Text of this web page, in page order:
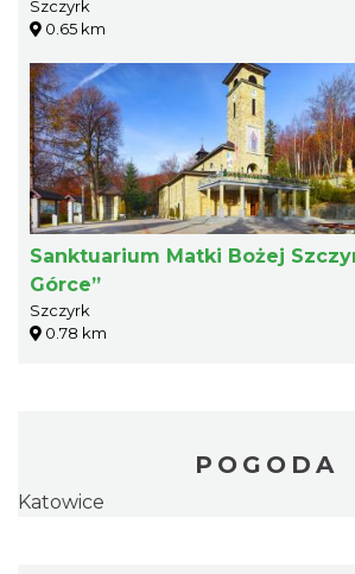
Szczyrk
0.65 km
Sanktuarium Matki Bożej
Górce”
Szczyrk
0.78 km
POGODA
Katowice